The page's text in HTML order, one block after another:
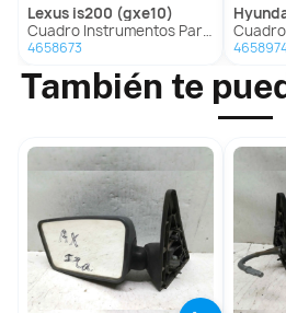
lexus is200 (gxe10)
Cuadro Instrumentos Para Lexus Is200
4658673
Cuadro
También te